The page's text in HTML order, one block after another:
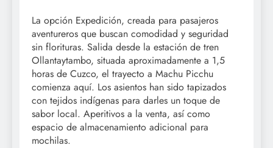
La opción Expedición, creada para pasajeros
aventureros que buscan comodidad y seguridad
sin florituras. Salida desde la estación de tren
Ollantaytambo, situada aproximadamente a 1,5
horas de Cuzco, el trayecto a Machu Picchu
comienza aquí. Los asientos han sido tapizados
con tejidos indígenas para darles un toque de
sabor local. Aperitivos a la venta, así como
espacio de almacenamiento adicional para
mochilas.